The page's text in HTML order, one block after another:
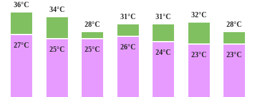
36°C
27°C
34°C
25°C
28°C
25°C
31°C
26°C
31°C
24°C
32°C
23°C
28°C
23°C